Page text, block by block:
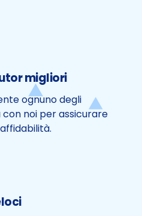
migliori
ognuno degli
noi per assicurare